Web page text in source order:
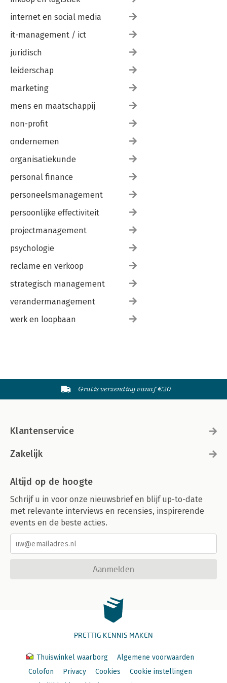
waardecreatie voor alle belanghebbenden 443
11.4 Prelude voor een nieuwe drieakter: Behoud de kern en
Belangrijkste generieke bedrijfskundige begrippen en
definities 451
Bronnen 453
Het redactieteam 473
Caseauteurs 474
Noten 480
internet en social media
it-management / ict
juridisch
leiderschap
marketing
mens en maatschappij
non-profit
ondernemen
organisatiekunde
personal finance
personeelsmanagement
persoonlijke effectiviteit
projectmanagement
psychologie
reclame en verkoop
strategisch management
verandermanagement
werk en loopbaan
Gratis verzending vanaf €20
Klantenservice
Zakelijk
Altijd op de hoogte
Schrijf u in voor onze nieuwsbrief en blijf up-to-date
met relevante interviews en recensies, inspirerende
events en de beste acties.
Aanmelden
PRETTIG KENNIS MAKEN
Thuiswinkel waarborg
Algemene voorwaarden
Colofon
Privacy Cookies
Cookie instellingen